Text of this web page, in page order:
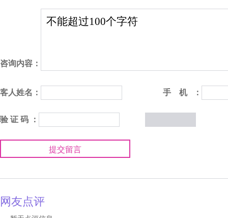
咨询内容：
客人姓名： 手 机 ：
验 证 码 ：
提交留言
网友点评